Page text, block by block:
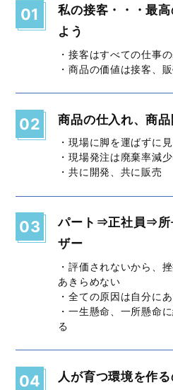
01
私の接客・・・最
よう
・接客はすべての仕事
・商品の価値は接客、
02 商品の仕入れ、商
・現場に脚を運ばずに
・現場発注は廃棄率減
・共に開発、共に販売
03
パート⇒正社員⇒所
ザー
・評価されないから、
あきらめない
・全ての原因は自分に
・一生懸命、一所懸命
る
04 人が育つ環境を作